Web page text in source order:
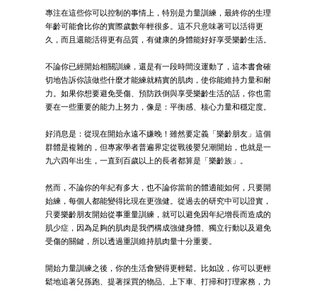
專注在這些你可以控制的事情上，特別是力量訓練，最終你的生理
年齡可能會比你的實際歲數年輕很多。這不只意味著可以活得更
久，而且還能活得更有品質，有健康的身體能好好享受樂齡生活。
不論你已經開始相關訓練，還是有一段時間沒運動了，這本書會確
切地告訴你該做些什麼才能練就精實的肌肉，使你能維持力量和耐
力。如果你想要避免受傷、預防跌倒與享受樂齡生活的話，你也需
要在一些重要的能力上努力，像是：平衡感、核心力量和穩定度。
好消息是：從現在開始永遠不嫌晚！雖然要定義「樂齡朋友」這個
群體是複雜的，但專家學者普遍界定從戰後嬰兒潮開始，也就是一
九六四年出生，一直到百歲以上的長者都算是「樂齡族」。
然而，不論你的年紀有多大，也不論你當前的體適能如何，只要開
始練，每個人都能變得比現在更強健。從過去的研究中可以證實，
只要樂齡朋友開始從事重量訓練，就可以避免因年紀增長而造成的
肌少症，因為足夠的肌肉是我們構成強健身體、獨立行動以及避免
受傷的關鍵，所以透過重訓維持肌肉量十分重要。
開始力量訓練之後，你的生活會變得更輕鬆。比如說，你可以更輕
鬆地追著兒孫跑、提著採買的物品、上下車、打掃和打理家務，力